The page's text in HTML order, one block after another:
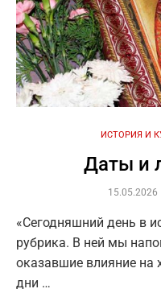
ИСТОРИЯ И
Даты и
15.05.2026
«Сегодняшний день в
рубрика. В ней мы
оказавшие влияние на
дни …